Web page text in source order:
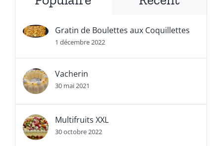
Gratin de Boulettes aux Coquillettes
1 décembre 2022
Vacherin
30 mai 2021
Multifruits XXL
30 octobre 2022